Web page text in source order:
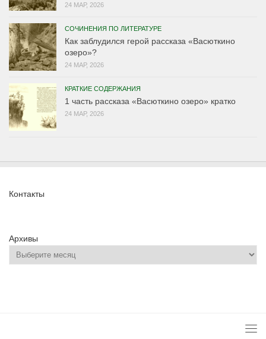
24 МАР, 2026
СОЧИНЕНИЯ ПО ЛИТЕРАТУРЕ
Как заблудился герой рассказа «Васюткино
озеро»?
24 МАР, 2026
КРАТКИЕ СОДЕРЖАНИЯ
1 часть рассказа «Васюткино озеро» кратко
24 МАР, 2026
Контакты
Архивы